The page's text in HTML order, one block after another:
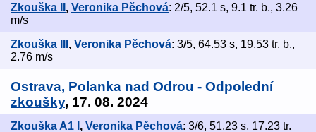
Zkouška II , Veronika Pěchová: 2/5, 52.1 s, 9.1 tr. b., 3.26
m/s
Zkouška III , Veronika Pěchová: 3/5, 64.53 s, 19.53 tr. b.,
2.76 m/s
Ostrava, Polanka nad Odrou - Odpolední
zkoušky, 17. 08. 2024
Zkouška A1 I , Veronika Pěchová: 3/6, 51.23 s, 17.23 tr.